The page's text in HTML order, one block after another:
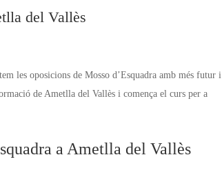
del Vallès
les oposicions de Mosso d’Esquadra amb més futur i
de Ametlla del Vallès i comença el curs per a
a Ametlla del Vallès